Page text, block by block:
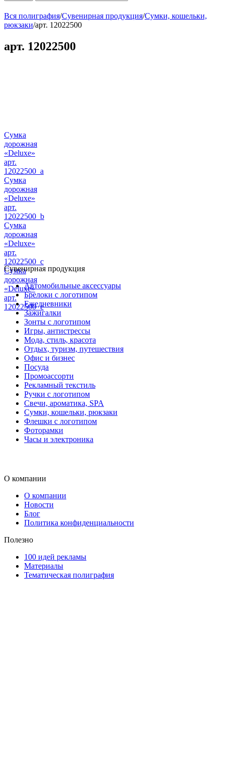
Вся полиграфия/Сувенирная продукция/Сумки, кошельки,
рюкзаки/арт. 12022500
арт. 12022500
Сумка
дорожная
«Deluxe»
арт.
12022500_a
Сумка
дорожная
«Deluxe»
арт.
12022500_b
Сумка
дорожная
«Deluxe»
арт.
12022500_c
Сумка
дорожная
«Deluxe»
арт.
12022500_e
Сувенирная продукция
Автомобильные аксессуары
Брелоки с логотипом
Ежедневники
Зажигалки
Зонты с логотипом
Игры, антистрессы
Мода, стиль, красота
Отдых, туризм, путешествия
Офис и бизнес
Посуда
Промоассорти
Рекламный текстиль
Ручки с логотипом
Свечи, ароматика, SPA
Сумки, кошельки, рюкзаки
Флешки с логотипом
Фоторамки
Часы и электроника
О компании
О компании
Новости
Блог
Политика конфиденциальности
Полезно
100 идей рекламы
Материалы
Тематическая полиграфия